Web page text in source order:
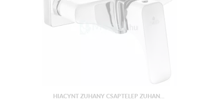
HIACYNT ZUHANY CSAPTELEP ZUHAN...